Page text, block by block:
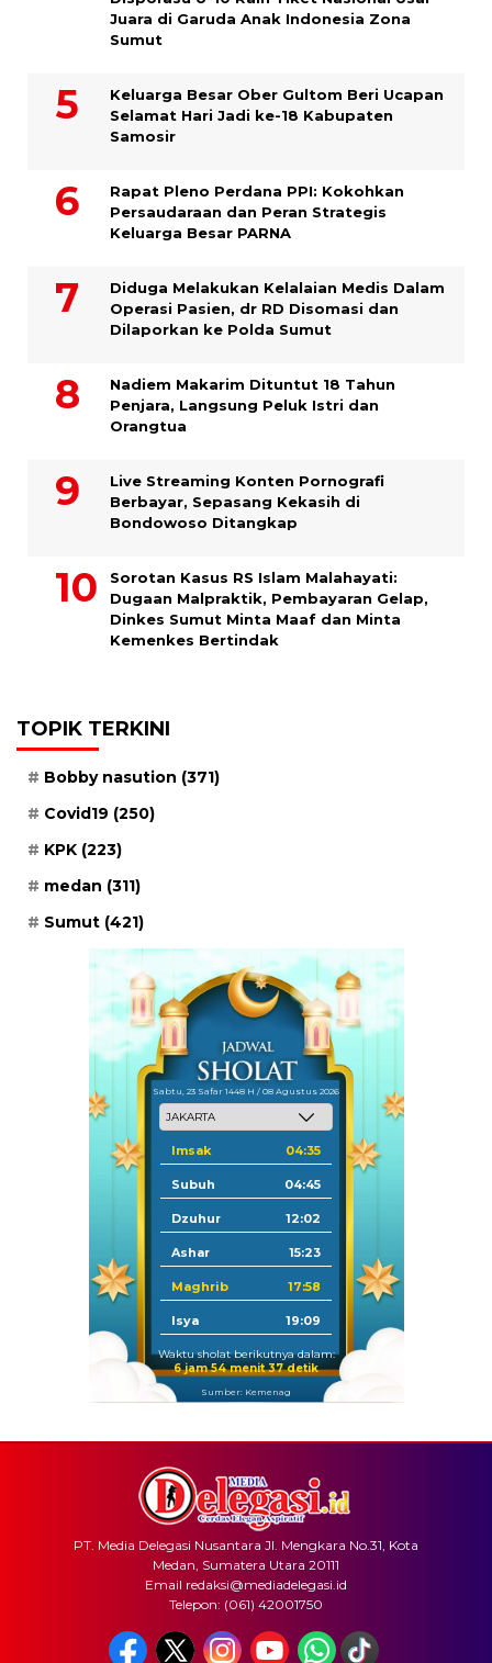
Juara di Garuda Anak Indonesia Zona
Sumut
Keluarga Besar Ober Gultom Beri Ucapan
Selamat Hari Jadi ke-18 Kabupaten
Samosir
Rapat Pleno Perdana PPI: Kokohkan
Persaudaraan dan Peran Strategis
Keluarga Besar PARNA
Diduga Melakukan Kelalaian Medis Dalam
Operasi Pasien, dr RD Disomasi dan
Dilaporkan ke Polda Sumut
​Nadiem Makarim Dituntut 18 Tahun
Penjara, Langsung Peluk Istri dan
Orangtua
Live Streaming Konten Pornografi
Berbayar, Sepasang Kekasih di
Bondowoso Ditangkap
Sorotan Kasus RS Islam Malahayati:
Dugaan Malpraktik, Pembayaran Gelap,
Dinkes Sumut Minta Maaf dan Minta
Kemenkes Bertindak
TOPIK TERKINI
Bobby nasution (371)
Covid19 (250)
KPK (223)
medan (311)
Sumut (421)
Sabtu, 23 Safar 1448 H / 08 Agustus 2026
Imsak 04:35
Subuh 04:45
Dzuhur 12:02
Ashar 15:23
Maghrib 17:58
Isya 19:09
Waktu sholat berikutnya dalam:
6 jam 54 menit 37 detik
Sumber: Kemenag
PT. Media Delegasi Nusantara Jl. Mengkara No.31, Kota
Medan, Sumatera Utara 20111
Email redaksi@mediadelegasi.id
Telepon: (061) 42001750